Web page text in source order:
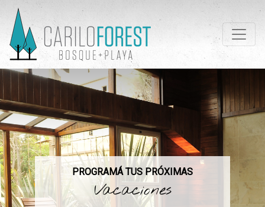
PROGRAMÁ TUS PRÓXIMAS
Vacaciones